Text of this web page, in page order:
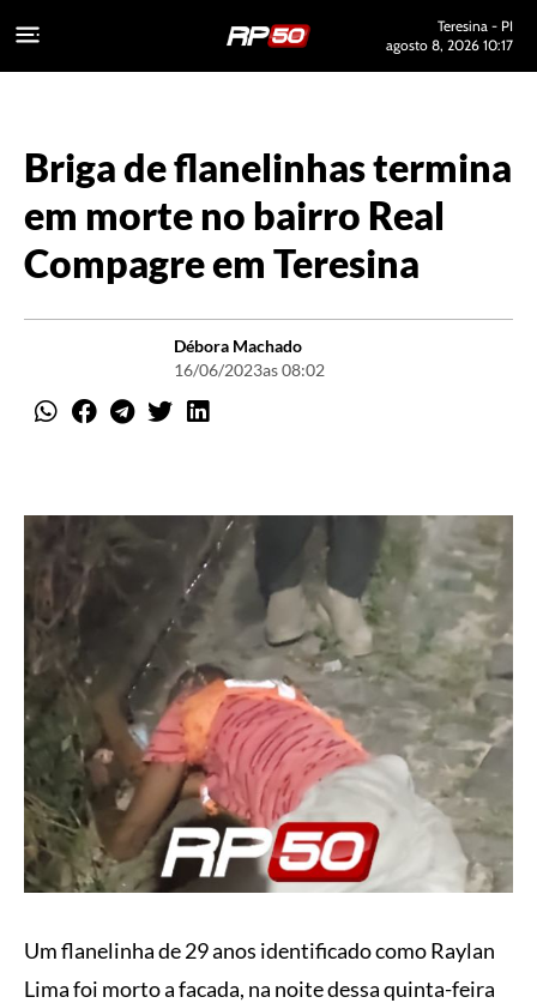
Teresina - PI
agosto 8, 2026 10:17
Briga de flanelinhas termina
em morte no bairro Real
Compagre em Teresina
Débora Machado
16/06/2023as 08:02
Um flanelinha de 29 anos identificado como Raylan
Lima foi morto a facada, na noite dessa quinta-feira